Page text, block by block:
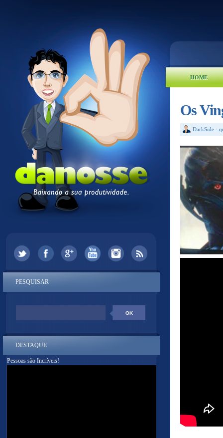
HOME
Os
DarkSide -
PESQUISAR
DESTAQUE
Pessoas são Incríveis!